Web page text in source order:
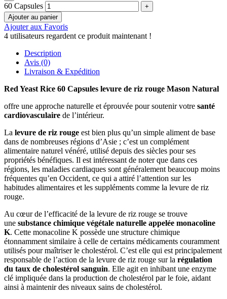
60 Capsules
Ajouter au panier
Ajouter aux Favoris
4 utilisateurs regardent ce produit maintenant !
Description
Avis (0)
Livraison & Expédition
Red Yeast Rice 60 Capsules levure de riz rouge Mason Natural
offre une approche naturelle et éprouvée pour soutenir votre santé
cardiovasculaire de l’intérieur.
La levure de riz rouge est bien plus qu’un simple aliment de base
dans de nombreuses régions d’Asie ; c’est un complément
alimentaire naturel vénéré, utilisé depuis des siècles pour ses
propriétés bénéfiques. Il est intéressant de noter que dans ces
régions, les maladies cardiaques sont généralement beaucoup moins
fréquentes qu’en Occident, ce qui a attiré l’attention sur les
habitudes alimentaires et les suppléments comme la levure de riz
rouge.
Au cœur de l’efficacité de la levure de riz rouge se trouve
une substance chimique végétale naturelle appelée monacoline
K. Cette monacoline K possède une structure chimique
étonnamment similaire à celle de certains médicaments couramment
utilisés pour maîtriser le cholestérol. C’est elle qui est principalement
responsable de l’action de la levure de riz rouge sur la régulation
du taux de cholestérol sanguin. Elle agit en inhibant une enzyme
clé impliquée dans la production de cholestérol par le foie, aidant
ainsi à maintenir des niveaux sains de cholestérol.